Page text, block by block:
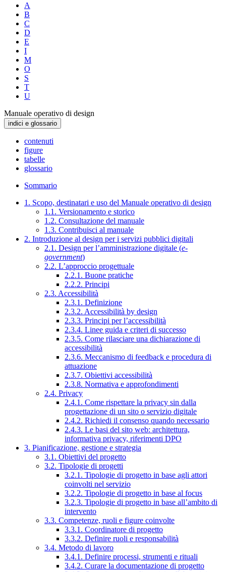
A
B
C
D
E
I
M
O
S
T
U
Manuale operativo di design
indici e glossario
contenuti
figure
tabelle
glossario
Sommario
1. Scopo, destinatari e uso del Manuale operativo di design
1.1. Versionamento e storico
1.2. Consultazione del manuale
1.3. Contribuisci al manuale
2. Introduzione al design per i servizi pubblici digitali
2.1. Design per l’amministrazione digitale (e-
government)
2.2. L’approccio progettuale
2.2.1. Buone pratiche
2.2.2. Principi
2.3. Accessibilità
2.3.1. Definizione
2.3.2. Accessibilità by design
2.3.3. Principi per l’accessibilità
2.3.4. Linee guida e criteri di successo
2.3.5. Come rilasciare una dichiarazione di
accessibilità
2.3.6. Meccanismo di feedback e procedura di
attuazione
2.3.7. Obiettivi accessibilità
2.3.8. Normativa e approfondimenti
2.4. Privacy
2.4.1. Come rispettare la privacy sin dalla
progettazione di un sito o servizio digitale
2.4.2. Richiedi il consenso quando necessario
2.4.3. Le basi del sito web: architettura,
informativa privacy, riferimenti DPO
3. Pianificazione, gestione e strategia
3.1. Obiettivi del progetto
3.2. Tipologie di progetti
3.2.1. Tipologie di progetto in base agli attori
coinvolti nel servizio
3.2.2. Tipologie di progetto in base al focus
3.2.3. Tipologie di progetto in base all’ambito di
intervento
3.3. Competenze, ruoli e figure coinvolte
3.3.1. Coordinatore di progetto
3.3.2. Definire ruoli e responsabilità
3.4. Metodo di lavoro
3.4.1. Definire processi, strumenti e rituali
3.4.2. Curare la documentazione di progetto